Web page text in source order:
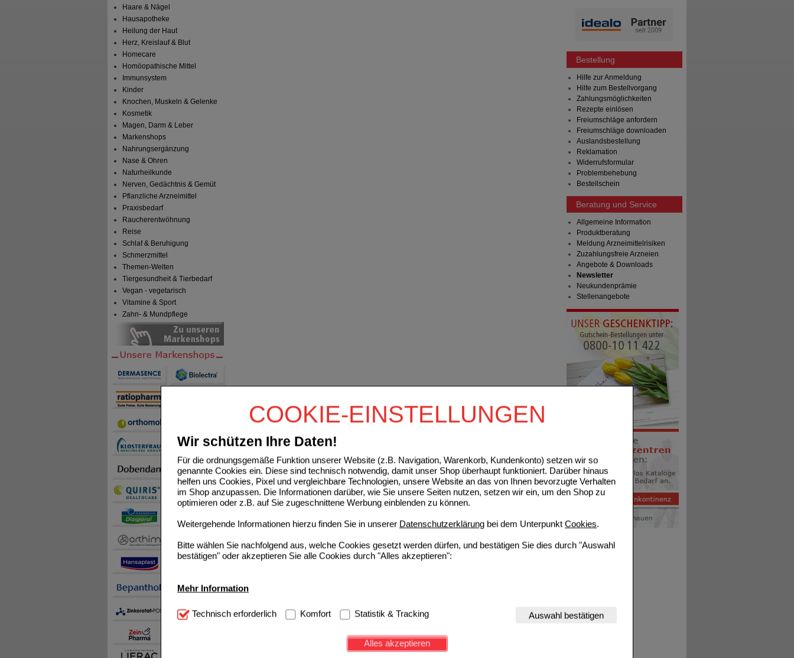
COOKIE-EINSTELLUNGEN
Wir schützen Ihre Daten!
Für die ordnungsgemäße Funktion unserer Website (z.B. Navigation, Warenkorb, Kundenkonto) setzen wir so
genannte Cookies ein. Diese sind technisch notwendig, damit unser Shop überhaupt funktioniert. Darüber hinaus
helfen uns Cookies, Pixel und vergleichbare Technologien, unsere Website an das von Ihnen bevorzugte Verhalten
im Shop anzupassen. Die Informationen darüber, wie Sie unsere Seiten nutzen, setzen wir ein, um den Shop zu
optimieren oder z.B. auf Sie zugeschnittene Werbung einblenden zu können.
Weitergehende Informationen hierzu finden Sie in unserer Datenschutzerklärung bei dem Unterpunkt Cookies.
Bitte wählen Sie nachfolgend aus, welche Cookies gesetzt werden dürfen, und bestätigen Sie dies durch "Auswahl
bestätigen" oder akzeptieren Sie alle Cookies durch "Alles akzeptieren":
Mehr Information
Technisch Notwendig: Hierbei handelt es sich um Cookies, die für die Grundfunktionen unserer Website
notwendig sind (z.B. Navigation, Warenkorb, Kundenkonto), weshalb auf diese nicht verzichtet werden kann.
Diese Cookies werden genutzt um das Einkaufserlebnis noch ansprechender zu gestalten,
beispielsweise für die Wiedererkennung des Besuchers oder unsere Seite an bevorzugte Verhaltensweisen (z.B.
Technisch erforderlich Komfort Statistik & Tracking Auswahl bestätigen
Alles akzeptieren
Haare & Nägel
Hausapotheke
Heilung der Haut
Herz, Kreislauf & Blut
Homecare
Homöopathische Mittel
Immunsystem
Kinder
Knochen, Muskeln & Gelenke
Kosmetik
Magen, Darm & Leber
Markenshops
Nahrungsergänzung
Nase & Ohren
Naturheilkunde
Nerven, Gedächtnis & Gemüt
Pflanzliche Arzneimittel
Praxisbedarf
Raucherentwöhnung
Reise
Schlaf & Beruhigung
Schmerzmittel
Themen-Welten
Tiergesundheit & Tierbedarf
Vegan - vegetarisch
Vitamine & Sport
Zahn- & Mundpflege
Bestellung
Hilfe zur Anmeldung
Hilfe zum Bestellvorgang
Zahlungsmöglichkeiten
Rezepte einlösen
Freiumschläge anfordern
Freiumschläge downloaden
Auslandsbestellung
Reklamation
Widerrufsformular
Problembehebung
Bestellschein
Beratung und Service
Allgemeine Information
Produktberatung
Meldung Arzneimittelrisiken
Zuzahlungsfreie Arzneien
Angebote & Downloads
Newsletter
Neukundenprämie
Stellenangebote